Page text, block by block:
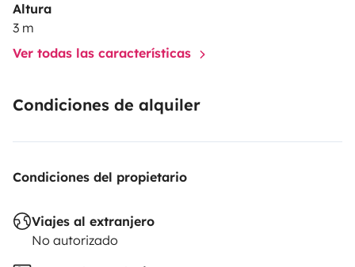
Altura
3 m
Ver todas las características
Condiciones de alquiler
Condiciones del propietario
Viajes al extranjero
No autorizado